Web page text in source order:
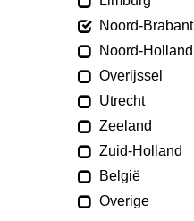
Noord-Brabant
Noord-Holland
Overijssel
Utrecht
Zeeland
Zuid-Holland
België
Overige